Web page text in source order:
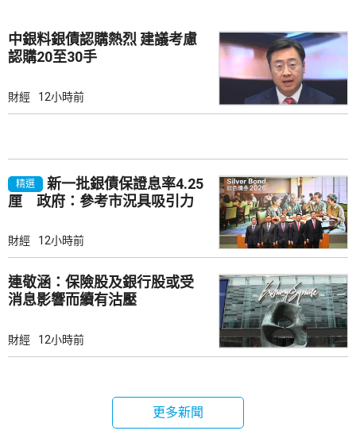
中銀料銀債認購熱烈 建議考慮
認購20至30手
財經 12小時前
精選
新一批銀債保證息率4.25
厘 政府：參考市況具吸引力
財經 12小時前
連敬涵：保險股及銀行股或受
消息影響而續有沽壓
財經 12小時前
更多新聞